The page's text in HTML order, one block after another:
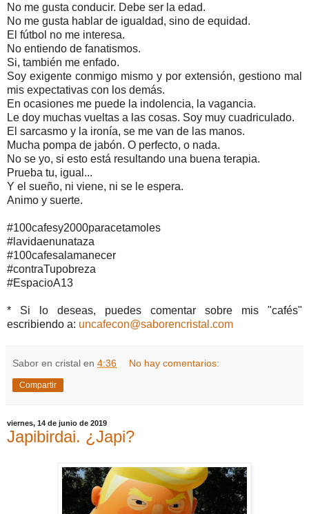
No me gusta conducir. Debe ser la edad.
No me gusta hablar de igualdad, sino de equidad.
El fútbol no me interesa.
No entiendo de fanatismos.
Si, también me enfado.
Soy exigente conmigo mismo y por extensión, gestiono mal
mis expectativas con los demás.
En ocasiones me puede la indolencia, la vagancia.
Le doy muchas vueltas a las cosas. Soy muy cuadriculado.
El sarcasmo y la ironía, se me van de las manos.
Mucha pompa de jabón. O perfecto, o nada.
No se yo, si esto está resultando una buena terapia.
Prueba tu, igual...
Y el sueño, ni viene, ni se le espera.
Animo y suerte.
#100cafesy2000paracetamoles
#lavidaenunataza
#100cafesalamanecer
#contraTupobreza
#EspacioA13
* Si lo deseas, puedes comentar sobre mis "cafés"
escribiendo a: uncafecon@saborencristal.com
Sabor en cristal en 4:36 No hay comentarios:
Compartir
viernes, 14 de junio de 2019
Japibirdai. ¿Japi?